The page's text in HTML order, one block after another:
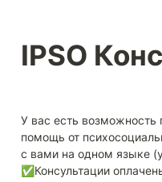
IPSO
У вас есть возможность
помощь от
с вами на одном языке
✅Консультации